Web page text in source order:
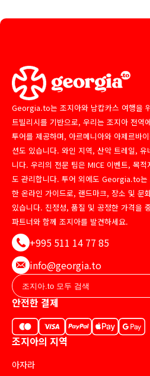
Georgia.to는 조지아와 남캅카스 여행을
트빌리시를 기반으로, 우리는 조지아 전역
투어를 제공하며, 아르메니아와 아제르바
션도 있습니다. 와인 지역, 산악 트레일, 유
니다. 우리의 전문 팀은 MICE 이벤트, 목
도 관리합니다. 투어 외에도 Georgia.to는
한 온라인 가이드로, 랜드마크, 장소 및 문
있습니다. 진정성, 품질 및 공정한 가격을
파트너와 함께 조지아를 발견하세요.
+995 511 14 77 85
info@georgia.to
안전한 결제
조지아의 지역
아자라